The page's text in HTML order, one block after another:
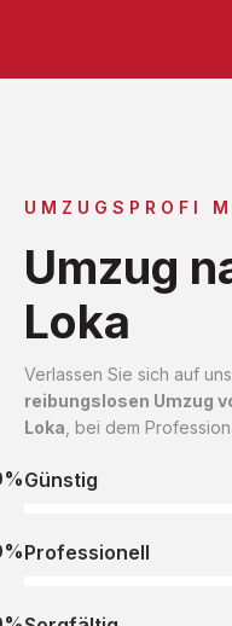
UMZUGSPROFI
Umzug
Loka
Verlassen Sie sich auf
reibungslosen Umzug
Loka , bei dem
Günstig
Professionell